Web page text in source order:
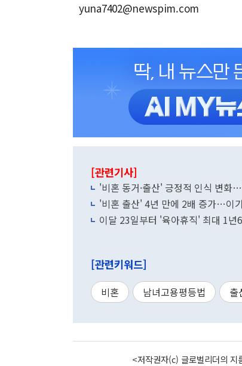
yuna7402@newspim.com
[관련기사]
'비혼 동거·출산' 긍정적 인식 변화
'비혼 출산' 4년 만에 2배 증가…이
이달 23일부터 '육아휴직' 최대 1
[관련키워드]
비혼 남녀고용평등법 출
<저작권자(c) 글로벌리더의